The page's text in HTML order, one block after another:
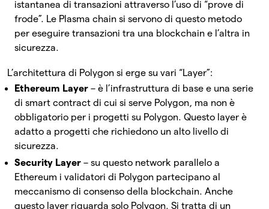
istantanea di transazioni attraverso l’uso di “prove di
frode”. Le Plasma chain si servono di questo metodo
per eseguire transazioni tra una blockchain e l’altra in
sicurezza.
L’architettura di Polygon si erge su vari “Layer”:
Ethereum Layer – è l’infrastruttura di base e una serie
di smart contract di cui si serve Polygon, ma non è
obbligatorio per i progetti su Polygon. Questo layer è
adatto a progetti che richiedono un alto livello di
sicurezza.
Security Layer – su questo network parallelo a
Ethereum i validatori di Polygon partecipano al
meccanismo di consenso della blockchain. Anche
questo layer riguarda solo Polygon. Si tratta di un